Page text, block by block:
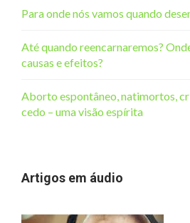
Para onde nós vamos quando
Até quando reencarnaremos?
causas e efeitos?
Aborto espontâneo, natimortos,
cedo – uma visão espírita
Artigos em áudio